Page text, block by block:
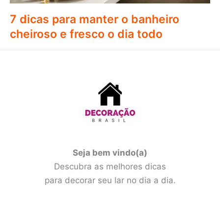
7 dicas para manter o banheiro
cheiroso e fresco o dia todo
Seja bem vindo(a)
Descubra as melhores dicas
para decorar seu lar no dia a dia.